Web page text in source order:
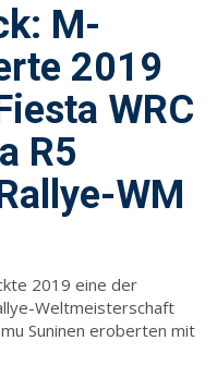
M-
2019
WRC
R5
WM
2019 eine der
Weltmeisterschaft
Suninen eroberten mit